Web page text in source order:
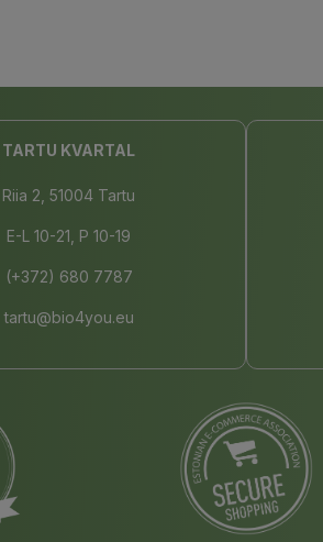
TARTU KVARTAL
Riia 2, 51004 Tartu
E-L 10-21, P 10-19
(+372) 680 7787
tartu@bio4you.eu